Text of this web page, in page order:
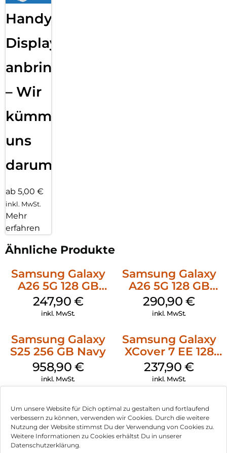
Um unsere Website für Dich optimal zu gestalten und fortlaufend
verbessern zu können, verwenden wir Cookies. Durch die weitere
Nutzung der Website stimmst Du der Verwendung von Cookies zu.
Weitere Informationen zu Cookies erhältst Du in unserer
Datenschutzerklärung.
Handy
Displayfolie
anbringen
– Wir
kümmern
uns
darum!
ab 5,00 €
inkl. MwSt.
Mehr
erfahren
Ähnliche Produkte
Samsung Galaxy
A26 5G 128 GB
Black
247,90 €
inkl. MwSt.
Samsung Galaxy
A26 5G 128 GB
White
290,90€
inkl. MwSt.
Samsung Galaxy
S25 256 GB Navy
958,90 €
inkl. MwSt.
Samsung Galaxy
XCover 7 EE 128
GB Black
237,90€
inkl. MwSt.
Doro Leva L30
Graphite/Weiß
119,90€
inkl. MwSt.
Crosscall Core S5
128 MB Schwarz
91,90€